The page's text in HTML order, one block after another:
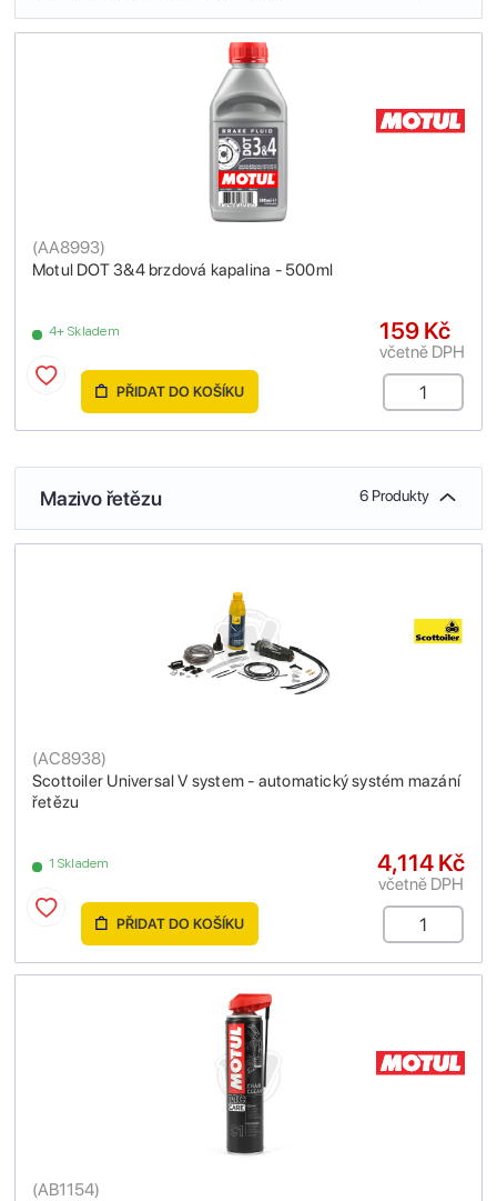
Motul DOT 3&4 brzdová kapalina - 500ml
(AA8993)
4+ Skladem 159 Kč
včetně DPH
PŘIDAT DO KOŠÍKU
Mazivo řetězu 6 Produkty
Scottoiler Universal V system - automatický systém mazání
řetězu
(AC8938)
1 Skladem 4,114 Kč
včetně DPH
PŘIDAT DO KOŠÍKU
(AB1154)